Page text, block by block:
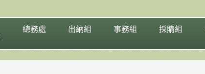
總務處 出納組 事務組 採購組